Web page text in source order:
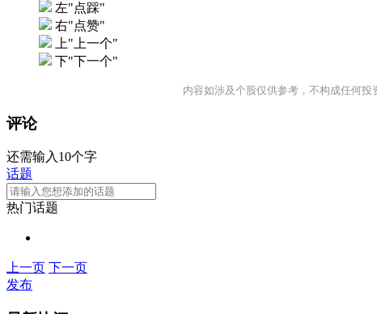
左"点踩"
右"点赞"
上"上一个"
下"下一个"
内容如涉及个股仅供参考，不构成任何投
评论
还需输入10个字
话题
热门话题
上一页 下一页
发布